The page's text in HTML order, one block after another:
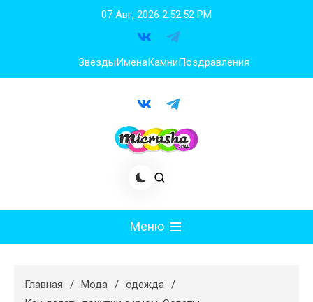
07 Авг, 2026 2:52:53 PM
ЗвездыИменаКамниПоздравления
Меню
Худеем
Главная Мода
одежда